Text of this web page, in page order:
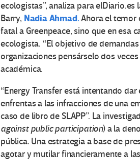
ecologistas”, analiza para
Barry, Nadia Ahmad.Ahora el temor
fatal a Greenpeace, sino que en
ecologista. “El objetivo de
organizaciones pensárselo dos
académica.
“Energy Transfer está intentando
enfrentas a las infracciones de una
caso de libro de SLAPP”. La
against public participation) a la
pública. Una estrategia a base de
agotar y mutilar financieramente a